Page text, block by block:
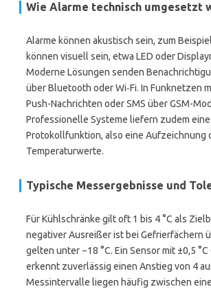
Wie Alarme technisch umgesetzt
Alarme können akustisch sein, zum
können visuell sein, etwa LED oder
Moderne Lösungen senden
über Bluetooth oder Wi‑Fi. In Funknetzen
Push-Nachrichten oder SMS über GSM-
Professionelle Systeme liefern zudem eine
Protokollfunktion, also eine Aufzeichnung
Temperaturwerte.
Typische Messergebnisse und
Für Kühlschränke gilt oft 1 bis 4 °C als
negativer Ausreißer ist bei Gefrierfächern
gelten unter −18 °C. Ein Sensor mit ±0,5
erkennt zuverlässig einen Anstieg von 4
Messintervalle liegen häufig zwischen